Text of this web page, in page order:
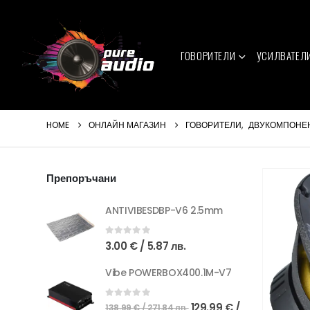
ГОВОРИТЕЛИ
HOME ОНЛАЙН МАГАЗИН ГОВОРИТЕЛИ,
Препоръчани
ANTIVIBESDBP-V6 2.5mm
0out of 5
3.00 €/ 5.87 лв.
Vibe POWERBOX400.1M-V7
0out of 5
138.99€/ 271.84 лв.Original